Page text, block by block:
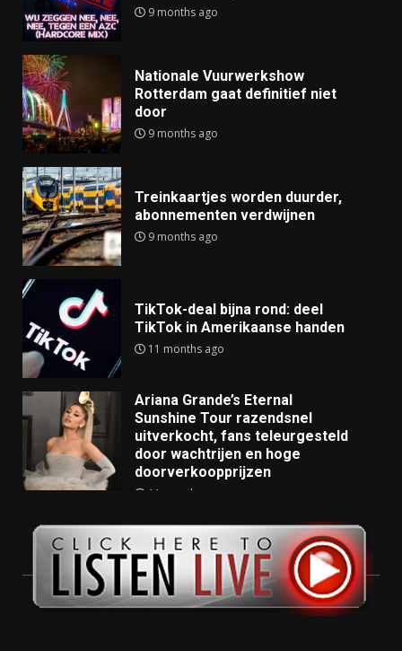
9 months ago
Nationale Vuurwerkshow
Rotterdam gaat definitief niet
door
9 months ago
Treinkaartjes worden duurder,
abonnementen verdwijnen
9 months ago
TikTok-deal bijna rond: deel
TikTok in Amerikaanse handen
11 months ago
Ariana Grande’s Eternal
Sunshine Tour razendsnel
uitverkocht, fans teleurgesteld
door wachtrijen en hoge
doorverkoopprijzen
11 months ago